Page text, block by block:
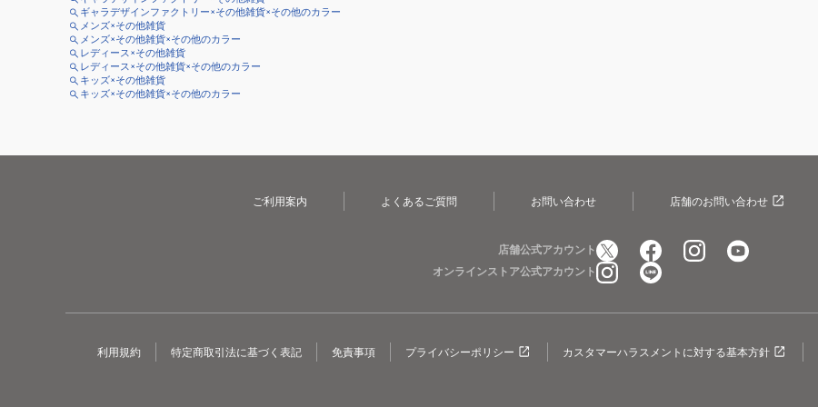
ギャラデザインファクトリー×その他雑貨×その他のカラー
メンズ×その他雑貨
メンズ×その他雑貨×その他のカラー
レディース×その他雑貨
レディース×その他雑貨×その他のカラー
キッズ×その他雑貨
キッズ×その他雑貨×その他のカラー
ご利用案内 よくあるご質問 お問い合わせ 店舗のお問い合わせ
店舗公式アカウント
オンラインストア公式アカウント
利用規約 特定商取引法に基づく表記 免責事項 プライバシーポリシー カスタマーハラスメントに対する基本方針